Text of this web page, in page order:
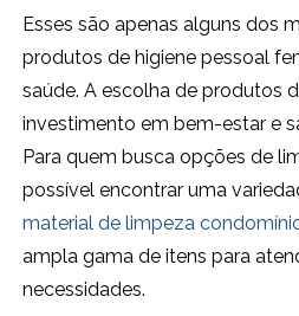
Esses são apenas alguns dos
produtos de higiene pessoal
saúde. A escolha de produtos
investimento em bem-estar e
Para quem busca opções de
possível encontrar uma
material de limpeza
ampla gama de itens para
necessidades.